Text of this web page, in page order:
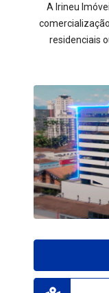
A Irineu
residenciais